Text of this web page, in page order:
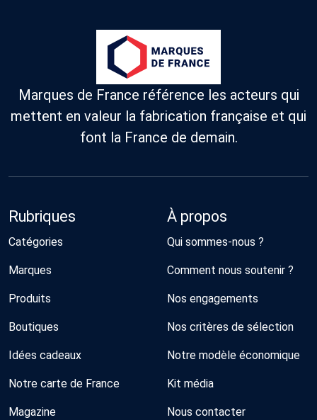
Marques de France référence les acteurs qui
mettent en valeur la fabrication française et qui
font la France de demain.
Rubriques
Catégories
Marques
Produits
Boutiques
Idées cadeaux
Notre carte de France
Magazine
À propos
Qui sommes-nous ?
Comment nous soutenir ?
Nos engagements
Nos critères de sélection
Notre modèle économique
Kit média
Nous contacter